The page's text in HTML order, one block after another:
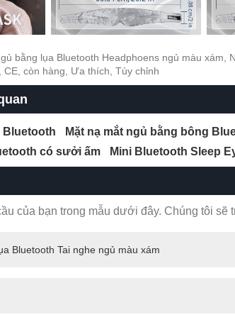
bằng lụa Bluetooth Headphoens ngủ màu xám,
CE, còn hàng, Ưa thích, Tùy chỉnh
Bluetooth Mặt nạ mắt ngủ bằng bông
có sưởi ấm
Mini Bluetooth Sleep
của bạn trong mẫu dưới đây. Chúng tôi sẽ